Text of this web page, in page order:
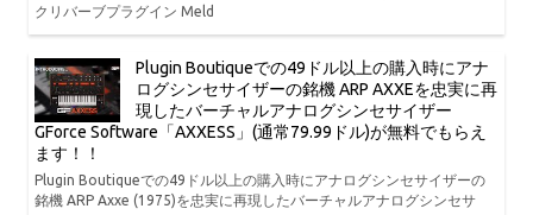
クリバーブプラグイン Meld
Plugin Boutiqueでの49ドル以上の購入時にアナ
ログシンセサイザーの銘機 ARP AXXEを忠実に再
現したバーチャルアナログシンセサイザー
GForce Software「AXXESS」(通常79.99ドル)が無料でもらえ
ます！！
Plugin Boutiqueでの49ドル以上の購入時にアナログシンセサイザーの
銘機 ARP Axxe (1975)を忠実に再現したバーチャルアナログシンセサ